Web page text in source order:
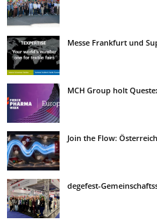
Messe Frankfurt und
MCH Group holt
Join the Flow:
degefest-